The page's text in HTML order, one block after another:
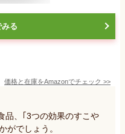
る
価格と在庫をAmazonでチェック >>
品、｢3つの効果のすこや
がでしょう。